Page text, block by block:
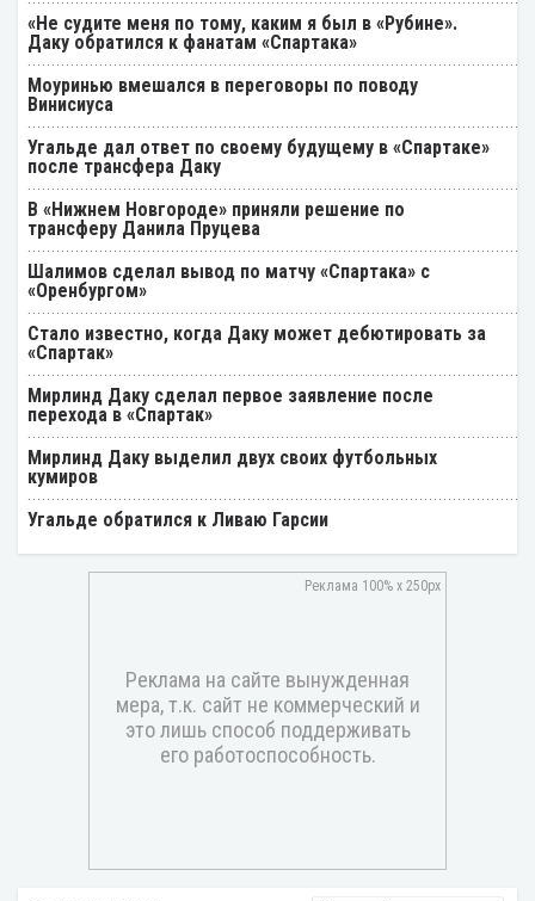
«Не судите меня по тому, каким я был в «Рубине».
Даку обратился к фанатам «Спартака»
Моуринью вмешался в переговоры по поводу
Винисиуса
Угальде дал ответ по своему будущему в «Спартаке»
после трансфера Даку
В «Нижнем Новгороде» приняли решение по
трансферу Данила Пруцева
Шалимов сделал вывод по матчу «Спартака» с
«Оренбургом»
Стало известно, когда Даку может дебютировать за
«Спартак»
Мирлинд Даку сделал первое заявление после
перехода в «Спартак»
Мирлинд Даку выделил двух своих футбольных
кумиров
Угальде обратился к Ливаю Гарсии